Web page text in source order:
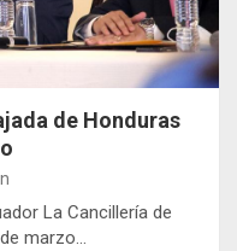
de Honduras
La Cancillería de
marzo…